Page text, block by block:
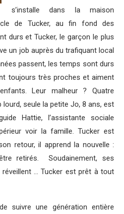
s’installe dans la maison
de Tucker, au fin fond des
durs et Tucker, le garçon le plus
un job auprès du trafiquant local
passent, les temps sont durs
toujours très proches et aiment
Leur malheur ? Quatre
lourd, seule la petite Jo, 8 ans, est
Hattie, l’assistante sociale
voir la famille. Tucker est
retour, il apprend la nouvelle :
retirés. Soudainement, ses
… Tucker est prêt à tout
suivre une génération entière